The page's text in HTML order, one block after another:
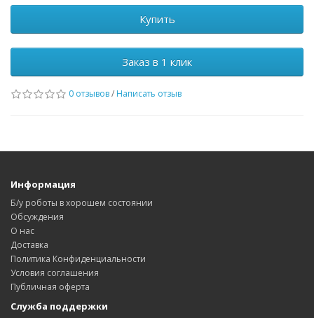
Купить
Заказ в 1 клик
0 отзывов/ Написать отзыв
Информация
Б/у роботы в хорошем состоянии
Обсуждения
О нас
Доставка
Политика Конфиденциальности
Условия соглашения
Публичная оферта
Служба поддержки